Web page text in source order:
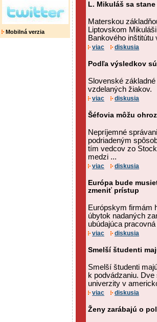
Mobilná verzia
L. Mikuláš sa
Materskou
Liptovskom
Bankového
viac diskusia
Podľa výsledkov
Slovenské
vzdelaných žiakov.
viac diskusia
Šéfovia môžu
Nepríjemné
podriadeným
tím vedcov zo
medzi ...
viac diskusia
Európa bude
zmeniť prístup
Európskym firmám
úbytok nadaných
ubúdajúca
viac diskusia
Smelší študenti
Smelší študenti
k podvádzaniu.
univerzity v
viac diskusia
Ženy zarábajú o